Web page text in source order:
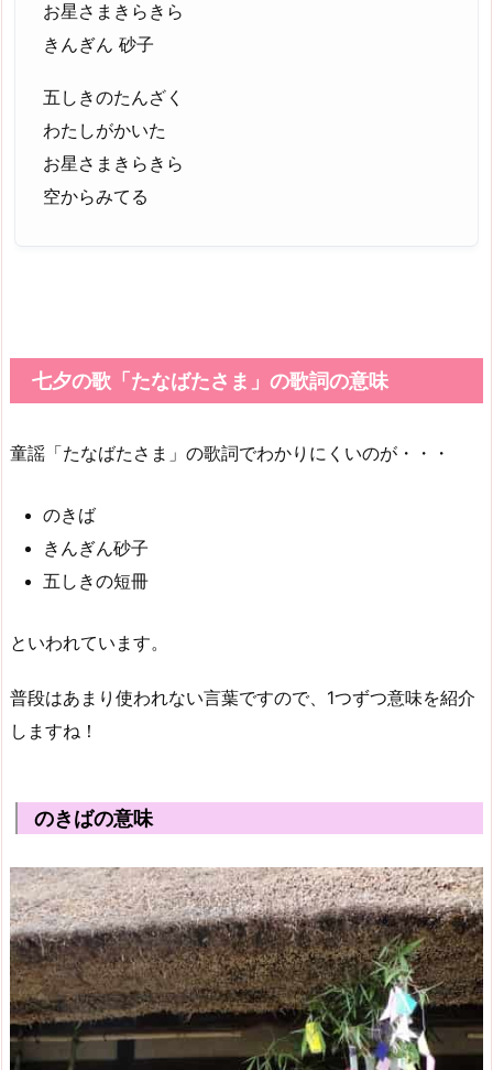
お星さまきらきら
きんぎん 砂子
五しきのたんざく
わたしがかいた
お星さまきらきら
空からみてる
七夕の歌「たなばたさま」の歌詞の意味
童謡「たなばたさま」の歌詞でわかりにくいのが・・・
のきば
きんぎん砂子
五しきの短冊
といわれています。
普段はあまり使われない言葉ですので、1つずつ意味を紹介
しますね！
のきばの意味